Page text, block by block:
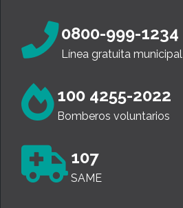
0800-999-1234
Línea gratuita municipal
100 4255-2022
Bomberos voluntarios
107
SAME